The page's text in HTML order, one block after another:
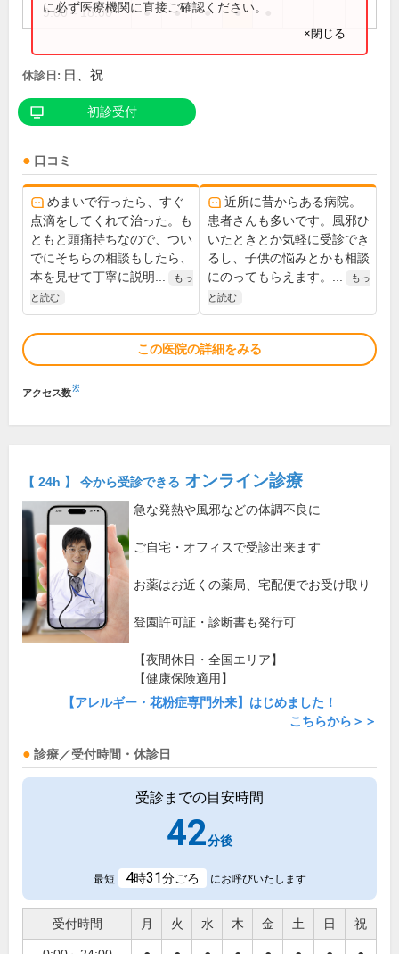
9:00～18:00 ● ● ● ●
に必ず医療機関に直接ご確認ください。
×閉じる
休診日: 日、祝
初診受付
口コミ
めまいで行ったら、すぐ
点滴をしてくれて治った。も
ともと頭痛持ちなので、つい
でにそちらの相談もしたら、
本を見せて丁寧に説明...
もっ
と読む
近所に昔からある病院。
患者さんも多いです。風邪ひ
いたときとか気軽に受診でき
るし、子供の悩みとかも相談
にのってもらえます。...
もっ
と読む
この医院の詳細をみる
アクセス数※
【 24h 】 今から受診できる オンライン診療
急な発熱や風邪などの体調不良に
ご自宅・オフィスで受診出来ます
お薬はお近くの薬局、宅配便でお受け取り
登園許可証・診断書も発行可
【夜間休日・全国エリア】
【健康保険適用】
【アレルギー・花粉症専門外来】はじめました！
こちらから＞＞
診療／受付時間・休診日
受診までの目安時間
42分後
最短 4時31分ごろ にお呼びいたします
受付時間 月 火 水 木 金 土 日 祝